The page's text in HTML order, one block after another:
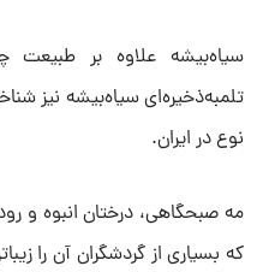
سیاه‌بیشه علاوه بر طبیعت
تلمبه‌ذخیره‌ای سیاه‌بیشه نیز
نوع در ایران.
مه صبحگاهی، درختان انبوه و
که بسیاری از گردشگران آن را